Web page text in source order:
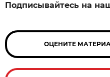
Подписывайтесь на
ОЦЕНИТЕ